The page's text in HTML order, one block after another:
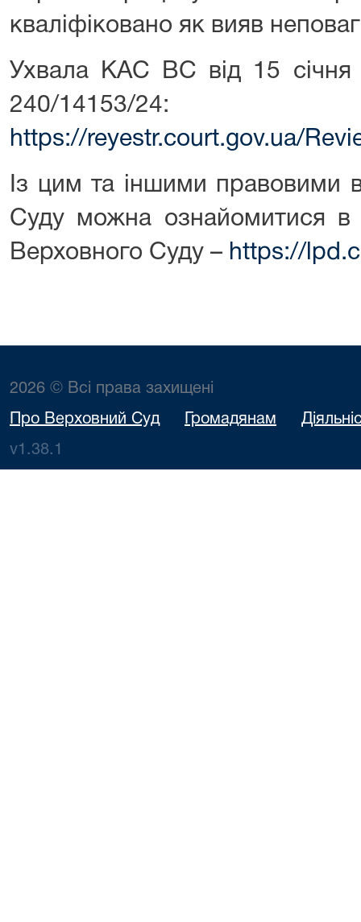
кваліфіковано як вияв
Ухвала КАС ВС від 15
240/14153/24:
https://reyestr.court.gov.ua/
Із цим та іншими правовими
Суду можна ознайомитися в
Верховного Суду – https://
2026 © Всі права захищені
Про Верховний Суд Громадянам
v1.38.1